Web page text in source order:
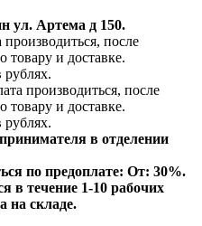
ул. Артема д 150.
после
товару и доставке.
рублях.
производиться, после
товару и доставке.
рублях.
в отделении
по предоплате: От: 30%.
в течение 1-10 рабочих
на складе.